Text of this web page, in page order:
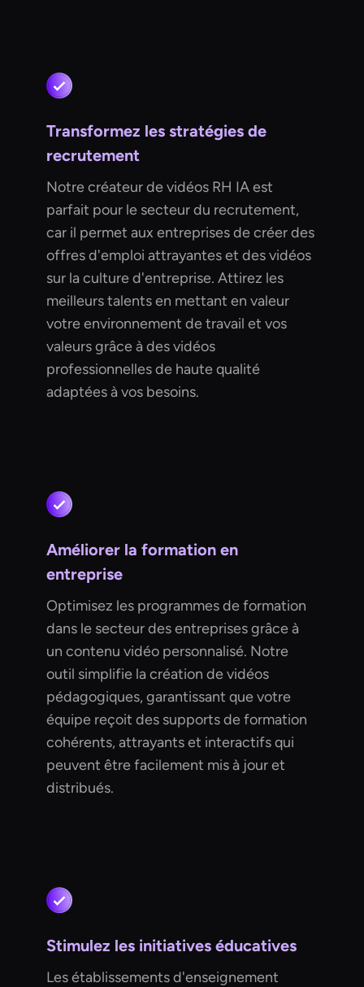
Transformez les stratégies de
recrutement
Notre créateur de vidéos RH IA est
parfait pour le secteur du recrutement,
car il permet aux entreprises de créer des
offres d'emploi attrayantes et des vidéos
sur la culture d'entreprise. Attirez les
meilleurs talents en mettant en valeur
votre environnement de travail et vos
valeurs grâce à des vidéos
professionnelles de haute qualité
adaptées à vos besoins.
Améliorer la formation en
entreprise
Optimisez les programmes de formation
dans le secteur des entreprises grâce à
un contenu vidéo personnalisé. Notre
outil simplifie la création de vidéos
pédagogiques, garantissant que votre
équipe reçoit des supports de formation
cohérents, attrayants et interactifs qui
peuvent être facilement mis à jour et
distribués.
Stimulez les initiatives éducatives
Les établissements d'enseignement